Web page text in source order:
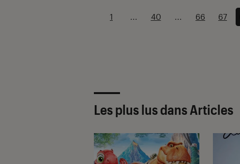
1 ... 40 ... 66 67
Les plus lus dans Articles